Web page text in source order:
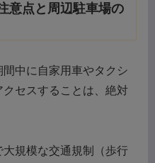
意点と周辺駐車場の
中に自家用車やタクシ
セスすることは、絶対
規模な交通規制（歩行